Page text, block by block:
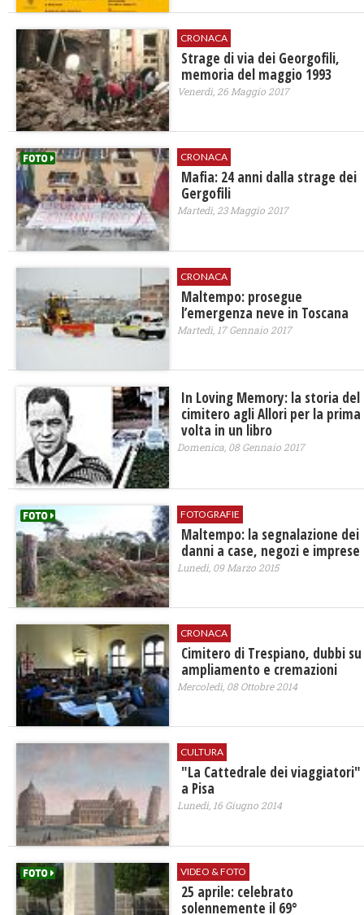
CRONACA
Strage di via dei Georgofili,
memoria del maggio 1993
Venerdì, 26 Maggio 2017
CRONACA
Mafia: 24 anni dalla strage dei
Gergofili
Martedì, 23 Maggio 2017
CRONACA
Maltempo: prosegue
l’emergenza neve in Toscana
Martedì, 17 Gennaio 2017
In Loving Memory: la storia del
cimitero agli Allori per la prima
volta in un libro
Domenica, 08 Gennaio 2017
FOTOGRAFIE
Maltempo: la segnalazione dei
danni a case, negozi e imprese
Lunedì, 09 Marzo 2015
CRONACA
Cimitero di Trespiano, dubbi su
ampliamento e cremazioni
Mercoledì, 08 Ottobre 2014
CULTURA
"La Cattedrale dei viaggiatori"
a Pisa
Lunedì, 16 Giugno 2014
VIDEO & FOTO
25 aprile: celebrato
solennemente il 69°